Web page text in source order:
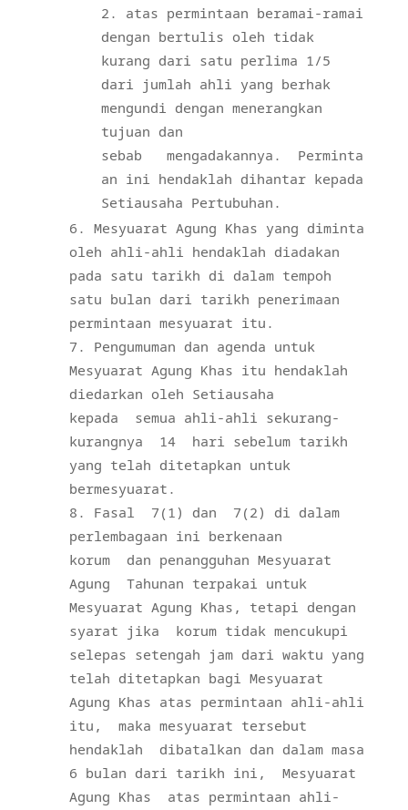
atas permintaan beramai-ramai
dengan bertulis oleh tidak
kurang dari satu perlima 1/5
dari jumlah ahli yang berhak
mengundi dengan menerangkan
tujuan dan
sebab
mengadakannya.
Perminta
an ini hendaklah dihantar kepada
Setiausaha Pertubuhan.
Mesyuarat Agung Khas yang diminta
oleh ahli-ahli hendaklah diadakan
pada satu tarikh di dalam tempoh
satu bulan dari tarikh penerimaan
permintaan mesyuarat itu.
Pengumuman dan agenda untuk
Mesyuarat Agung Khas itu hendaklah
diedarkan oleh Setiausaha
kepada
semua ahli-ahli sekurang-
kurangnya
14
hari sebelum tarikh
yang telah ditetapkan untuk
bermesyuarat.
Fasal
7(1) dan
7(2) di dalam
perlembagaan ini berkenaan
korum
dan penangguhan Mesyuarat
Agung
Tahunan terpakai untuk
Mesyuarat Agung Khas, tetapi dengan
syarat jika
korum tidak mencukupi
selepas setengah jam dari waktu yang
telah ditetapkan bagi Mesyuarat
Agung Khas atas permintaan ahli-ahli
itu,
maka mesyuarat tersebut
hendaklah
dibatalkan dan dalam masa
6 bulan dari tarikh ini,
Mesyuarat
Agung Khas
atas permintaan ahli-